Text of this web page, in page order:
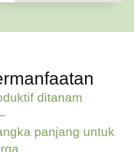
ditanam
panjang untuk